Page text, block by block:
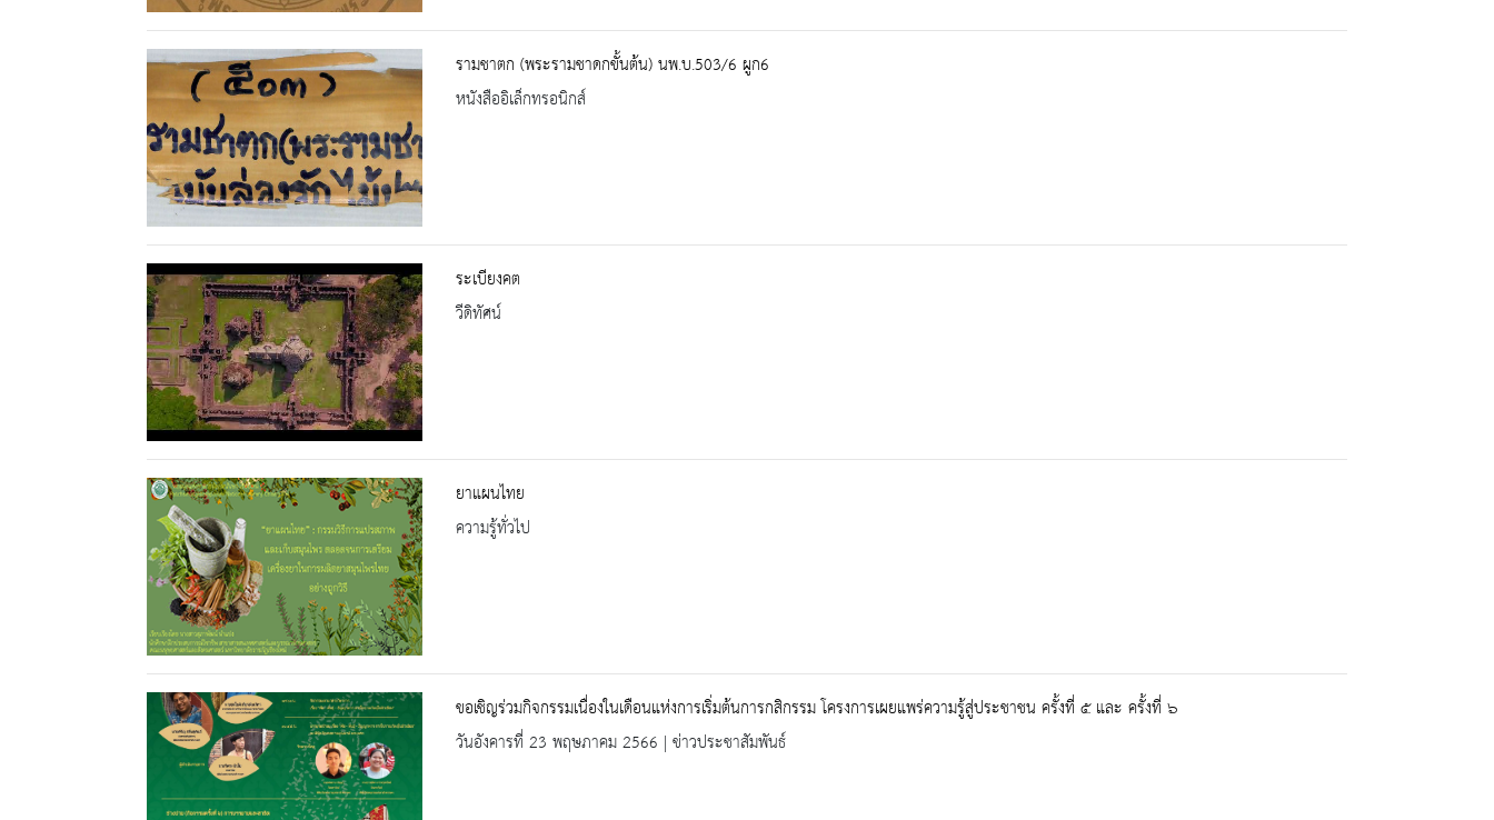
รามชาตก (พระรามชาดกขั้นต้น) นพ.บ.503/6 ผูก6
หนังสืออิเล็กทรอนิกส์
ระเบียงคต
วีดิทัศน์
ยาแผนไทย
ความรู้ทั่วไป
ขอเชิญร่วมกิจกรรมเนื่องในเดือนแห่งการเริ่มต้นการกสิกรรม โครงการเผยแพร่ความรู้สู่ประชาชน ครั้งที่ ๕ และ ครั้งที่ ๖
วันอังคารที่ 23 พฤษภาคม 2566 | ข่าวประชาสัมพันธ์